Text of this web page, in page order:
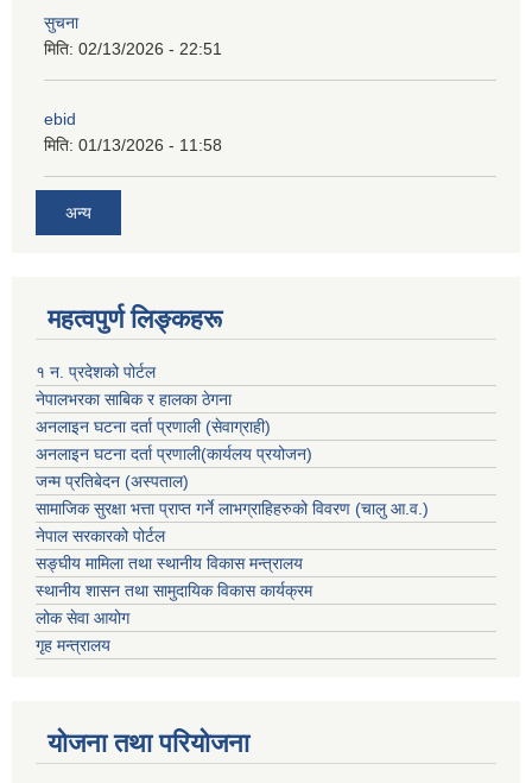
सुचना
मिति: 02/13/2026 - 22:51
ebid
मिति: 01/13/2026 - 11:58
अन्य
महत्वपुर्ण लिङ्कहरू
१ न. प्रदेशको पोर्टल
नेपालभरका साबिक र हालका ठेगना
अनलाइन घटना दर्ता प्रणाली (सेवाग्राही)
अनलाइन घटना दर्ता प्रणाली(कार्यलय प्रयोजन)
जन्म प्रतिबेदन (अस्पताल)
सामाजिक सुरक्षा भत्ता प्राप्त गर्ने लाभग्राहिहरुको विवरण (चालु आ.व.)
नेपाल सरकारको पोर्टल
सङ्घीय मामिला तथा स्थानीय विकास मन्त्रालय
स्थानीय शासन तथा सामुदायिक विकास कार्यक्रम
लोक सेवा आयोग
गृह मन्त्रालय
योजना तथा परियोजना